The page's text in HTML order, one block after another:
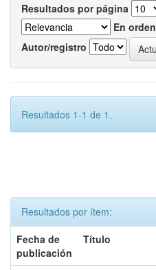
Resultados por página
En orden
Autor/registro
Resultados 1-1 de 1.
Resultados por ítem:
Fecha de
publicación
Título